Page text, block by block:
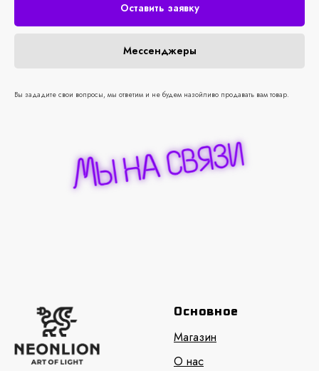
Оставить заявку
Мессенджеры
Вы зададите свои вопросы, мы ответим и не будем назойливо продавать вам товар.
Основное
Магазин
О нас